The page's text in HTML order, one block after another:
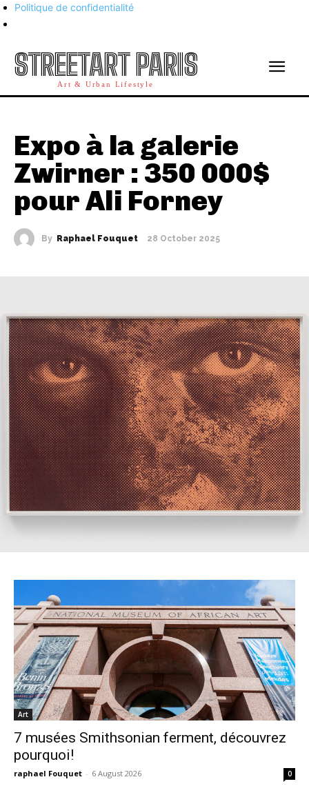
Politique de confidentialité
STREETART PARIS
Art & Urban Lifestyle
Expo à la galerie
Zwirner : 350 000$
pour Ali Forney
By Raphael Fouquet 28 October 2025
Art
7 musées Smithsonian ferment, découvrez
pourquoi!
raphael Fouquet - 6 August 2026 0